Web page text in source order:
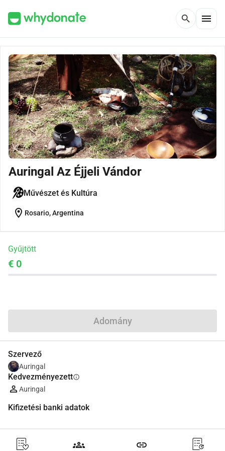
search menu
Auringal Az Éjjeli Vándor
Művészet és Kultúra
location_on Rosario, Argentina
Gyűjtött
€ 0
Adomány
Szervező
Auringal
Kedvezményezettinfo
Auringal
Kifizetési banki adatok
groups link